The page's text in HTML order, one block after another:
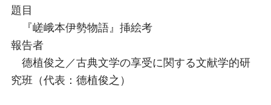
題目
『嵯峨本伊勢物語』挿絵考
報告者
德植俊之／古典文学の享受に関する文献学的研
究班（代表：德植俊之）